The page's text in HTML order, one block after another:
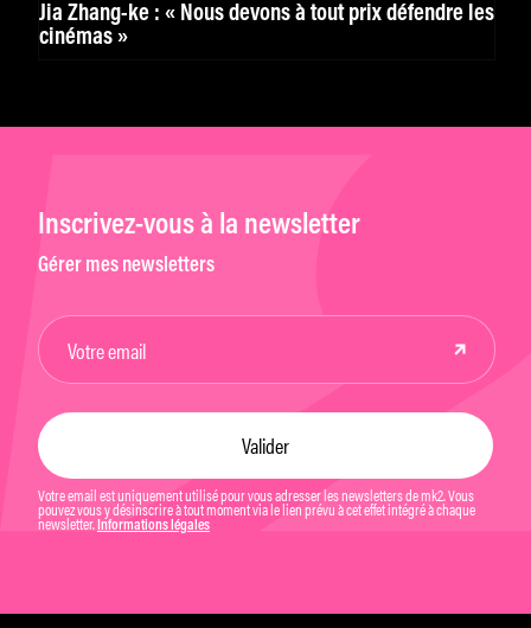
Jia Zhang-ke : « Nous devons à tout prix défendre les
cinémas »
Inscrivez-vous à la newsletter
Gérer mes newsletters
Votre email est uniquement utilisé pour vous adresser les newsletters de mk2. Vous
pouvez vous y désinscrire à tout moment via le lien prévu à cet effet intégré à chaque
newsletter. Informations légales